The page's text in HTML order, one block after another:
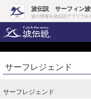
波伝説 サーフィン波
波の情報を波伝説アプリでみ
ヘルプ マ
ログイン
新規会員登録
サーフレジェンド
サーフレジェンド
Core Surf Japan
コンテスト